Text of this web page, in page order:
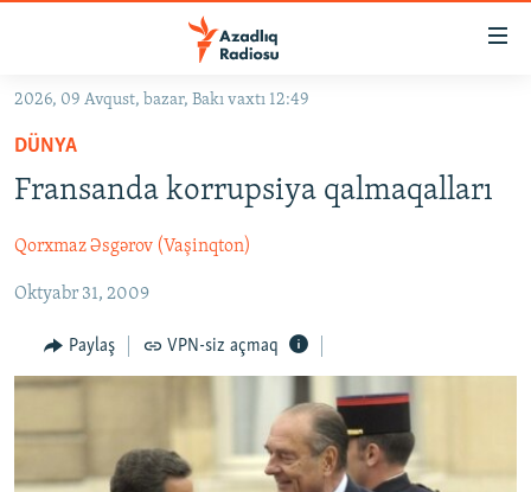
Əsas
qayıt
Əsas
qayıt
keç
#ƏSLINDƏ
FƏRQƏ BAX
QANUNI DOĞRU
ARAŞDIRMA
MULTIMEDIA
RADIO ARXIV
2026, 09 Avqust, bazar, Bakı vaxtı 12:49
DÜNYA
Fransanda korrupsiya qalmaqalları
Qorxmaz Əsgərov (Vaşinqton)
Oktyabr 31, 2009
Paylaş VPN-siz açmaq